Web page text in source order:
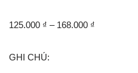
125.000 ₫ – 168.000 ₫
GHI CHÚ: